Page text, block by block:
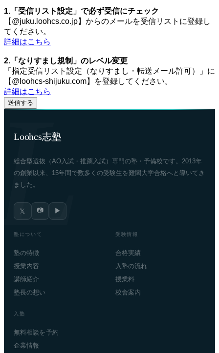
1.「受信リスト設定」で必ず受信にチェック
【@juku.loohcs.co.jp】からのメールを受信リストに登録し
てください。
詳細はこちら
2.「なりすまし規制」のレベル変更
「指定受信リスト設定（なりすまし・転送メール許可）」に
【@loohcs-shijuku.com】を登録してください。
詳細はこちら
Loohcs志塾
総合型選抜（AO入試・推薦入試）専門の塾・予備校です。2013年
の創業以来、15年間で数多くの受験生を難関大学合格へと導いてき
ました。
𝕏 📷 ▶
塾について
塾の特徴
授業内容
講師紹介
塾長の想い
受験情報
合格実績
入塾の流れ
授業料
校舎案内
入塾
無料相談を予約
企業情報